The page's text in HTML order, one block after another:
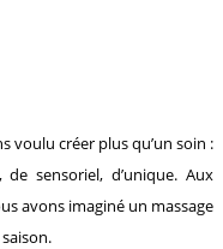
voulu créer plus qu’un soin :
sensoriel, d’unique. Aux
avons imaginé un massage